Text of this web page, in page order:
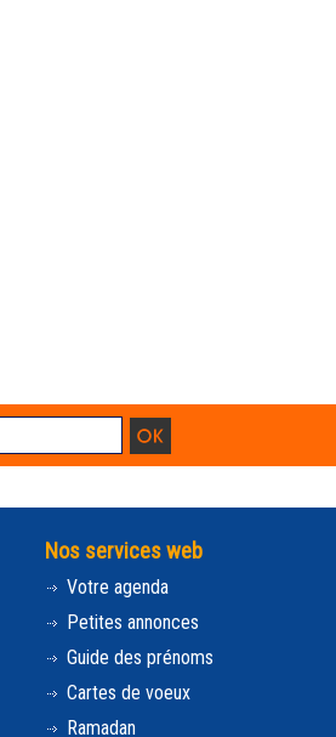
Nos services web
Votre agenda
Petites annonces
Guide des prénoms
Cartes de voeux
Ramadan